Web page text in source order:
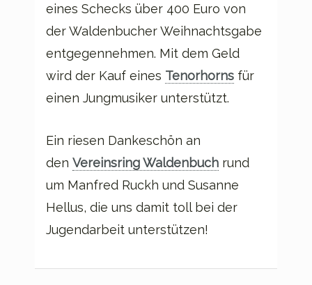
eines Schecks über 400 Euro von
der Waldenbucher Weihnachtsgabe
entgegennehmen. Mit dem Geld
wird der Kauf eines Tenorhorns für
einen Jungmusiker unterstützt.
Ein riesen Dankeschön an
den Vereinsring Waldenbuch rund
um Manfred Ruckh und Susanne
Hellus, die uns damit toll bei der
Jugendarbeit unterstützen!